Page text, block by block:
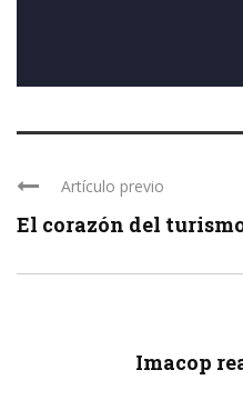
Artículo previo
El corazón del
Imacop